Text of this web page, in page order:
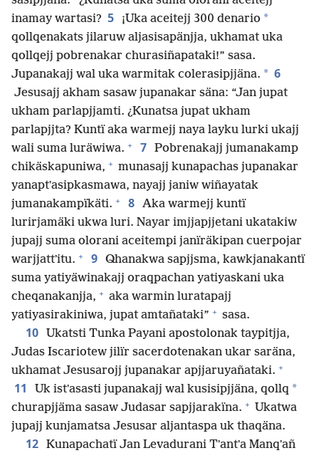
inamay wartasi? 5 ¡Uka aceitejj 300 denario *
qollqenakats jilaruw aljasisapänjja, ukhamat uka
qollqejj pobrenakar churasiñapataki!” sasa.
Jupanakajj wal uka warmitak colerasipjjäna. * 6
Jesusajj akham sasaw jupanakar säna: “Jan jupat
ukham parlapjjamti. ¿Kunatsa jupat ukham
parlapjjta? Kuntï aka warmejj naya layku lurki ukajj
wali suma luräwiwa. + 7 Pobrenakajj jumanakamp
chikäskapuniwa, + munasajj kunapachas jupanakar
yanaptʼasipkasmawa, nayajj janiw wiñayatak
jumanakampïkäti. + 8 Aka warmejj kuntï
lurirjamäki ukwa luri. Nayar imjjapjjetani ukatakiw
jupajj suma olorani aceitempi janïräkipan cuerpojar
warjjattʼitu. + 9 Qhanakwa sapjjsma, kawkjanakantï
suma yatiyäwinakajj oraqpachan yatiyaskani uka
cheqanakanjja, + aka warmin luratapajj
yatiyasirakiniwa, jupat amtañataki” + sasa.
10
Ukatsti Tunka Payani apostolonak taypitjja,
Judas Iscariotew jilïr sacerdotenakan ukar saräna,
ukhamat Jesusarojj jupanakar apjjaruyañataki. +
11 Uk istʼasasti jupanakajj wal kusisipjjäna, qollq *
churapjjäma sasaw Judasar sapjjarakïna. + Ukatwa
jupajj kunjamatsa Jesusar aljantaspa uk thaqäna.
12 Kunapachatï Jan Levadurani Tʼantʼa Manqʼañ